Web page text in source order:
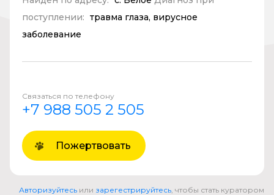
поступлении: травма глаза, вирусное
заболевание
Связаться по телефону
+7 988 505 2 505
Пожертвовать
Авторизуйтесь или зарегестрируйтесь , чтобы стать куратором